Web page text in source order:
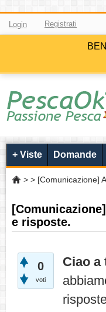
Login Registrati
+ Viste Domande
> > [Comunicazione]
e risposte.
0
voti
Ciao a